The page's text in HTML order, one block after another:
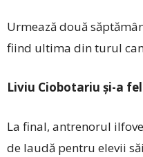
Urmează două
fiind ultima din turul
Liviu Ciobotariu și-a
La final, antrenorul
de laudă pentru elevii